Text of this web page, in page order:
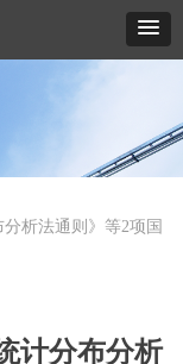
计分布分析
析法通则》等2项国